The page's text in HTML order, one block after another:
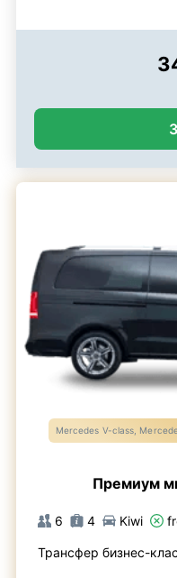
Mercedes V-class,
Премиум
6 4 Kiwi
Трансфер бизнес-